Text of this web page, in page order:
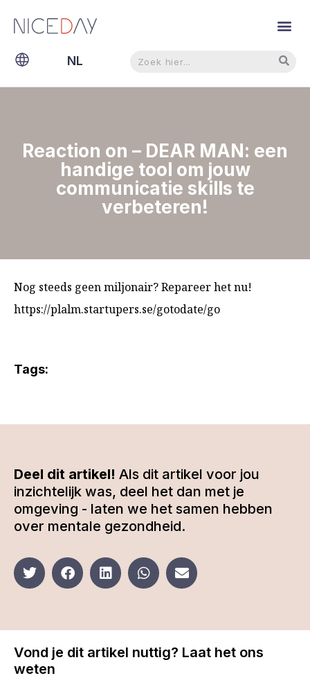
NL
EN
Reaction on – DEAR MAN: een
handige tool om jouw
communicatie skills te
verbeteren!
Nog steeds geen miljonair? Repareer het nu!
https://plalm.startupers.se/gotodate/go
Tags:
Deel dit artikel! Als dit artikel voor jou
inzichtelijk was, deel het dan met je
omgeving - laten we het samen hebben
over mentale gezondheid.
Vond je dit artikel nuttig? Laat het ons
weten